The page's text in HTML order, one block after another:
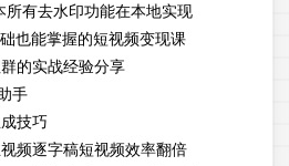
所有去水印功能在本地实现
也能掌握的短视频变现课
的实战经验分享
手
技巧
频逐字稿短视频效率翻倍